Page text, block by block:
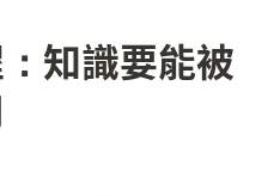
知識要能被